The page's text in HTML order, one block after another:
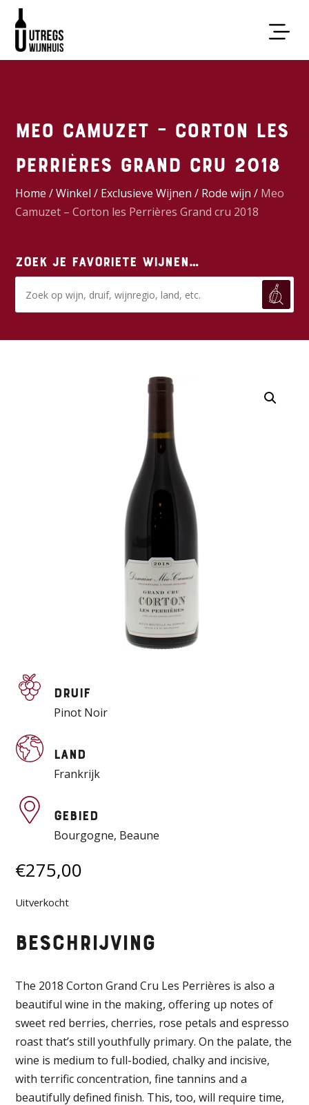
Meo Camuzet – Corton les
Perrières Grand cru 2018
Home /Winkel / Exclusieve Wijnen / Rode wijn / Meo
Camuzet – Corton les Perrières Grand cru 2018
Zoek je favoriete wijnen…
Druif
Pinot Noir
Land
Frankrijk
Gebied
Bourgogne, Beaune
€275,00
Uitverkocht
Beschrijving
The 2018 Corton Grand Cru Les Perrières is also a
beautiful wine in the making, offering up notes of
sweet red berries, cherries, rose petals and espresso
roast that’s still youthfully primary. On the palate, the
wine is medium to full-bodied, chalky and incisive,
with terrific concentration, fine tannins and a
beautifully defined finish. This, too, will require time,